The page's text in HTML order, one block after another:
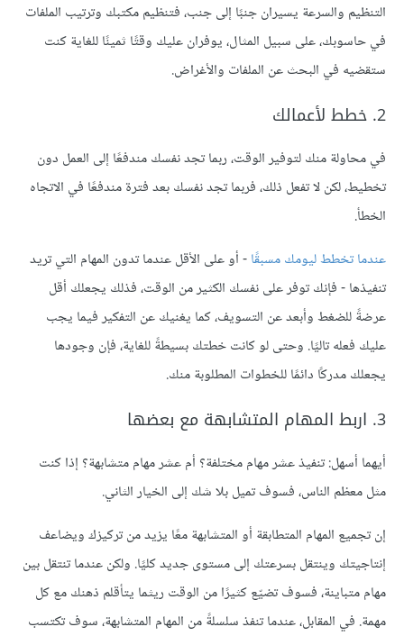
التنظيم والسرعة يسيران جنبًا إلى جنب، فتنظيم مكتبك وترتيب الملفات
في حاسوبك، على سبيل المثال، يوفران عليك وقتًا ثمينًا للغاية كنت
ستقضيه في البحث عن الملفات والأغراض.
2. خطط لأعمالك
في محاولة منك لتوفير الوقت، ربما تجد نفسك مندفعًا إلى العمل دون
تخطيط، لكن لا تفعل ذلك، فربما تجد نفسك بعد فترة مندفعًا في الاتجاه
الخطأ.
عندما تخطط ليومك مسبقًا- أو على الأقل عندما تدون المهام التي تريد
تنفيذها - فإنك توفر على نفسك الكثير من الوقت، فذلك يجعلك أقل
عرضةً للضغط وأبعد عن التسويف، كما يغنيك عن التفكير فيما يجب
عليك فعله تاليًا. وحتى لو كانت خطتك بسيطةً للغاية، فإن وجودها
يجعلك مدركًا دائمًا للخطوات المطلوبة منك.
3. اربط المهام المتشابهة مع بعضها
أيهما أسهل: تنفيذ عشر مهام مختلفة؟ أم عشر مهام متشابهة؟ إذا كنت
مثل معظم الناس، فسوف تميل بلا شك إلى الخيار الثاني.
إن تجميع المهام المتطابقة أو المتشابهة معًا يزيد من تركيزك ويضاعف
إنتاجيتك وينتقل بسرعتك إلى مستوى جديد كليًا. ولكن عندما تنتقل بين
مهام متباينة، فسوف تضيّع كثيرًا من الوقت ريثما يتأقلم ذهنك مع كل
مهمة. في المقابل، عندما تنفذ سلسلةً من المهام المتشابهة، سوف تكتسب